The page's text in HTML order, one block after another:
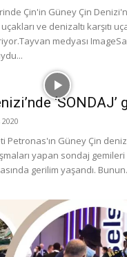
Çin'in Güney Çin
ve denizaltı karşıtı
medyası
‘SONDAJ’
2020
Petronas'ın Güney Çin
yapan sondaj gemileri
gerilim yaşandı.